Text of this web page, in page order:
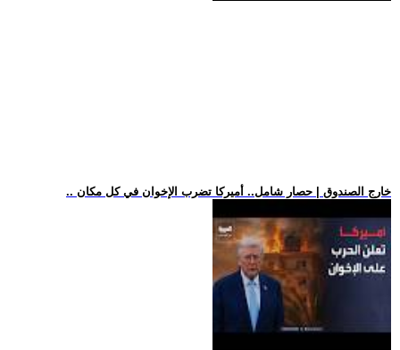
.. خارج الصندوق | حصار شامل.. أميركا تضرب الإخوان في كل مكان